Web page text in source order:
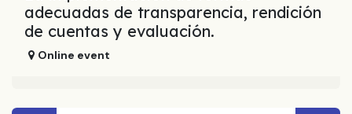
adecuadas de transparencia, rendición
de cuentas y evaluación.
Online event